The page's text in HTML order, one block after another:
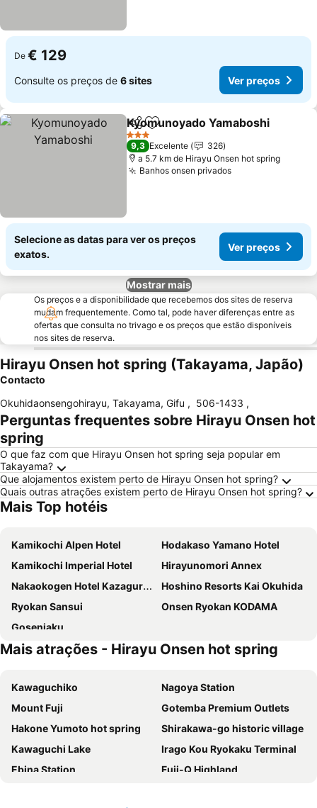
De € 129
Consulte os preços de 6 sites Ver preços
PartilharAdicionar aos favoritos
Kyomunoyado Yamaboshi
3 Estrelas
9,3 Excelente
326
a 5.7 km de Hirayu Onsen hot spring
Banhos onsen privados
Selecione as datas para ver os preços
exatos.
Ver preços
Mostrar mais
Os preços e a disponibilidade que recebemos dos sites de reserva
mudam frequentemente. Como tal, pode haver diferenças entre as
ofertas que consulta no trivago e os preços que estão disponíveis
nos sites de reserva.
Hirayu Onsen hot spring (Takayama, Japão)
Contacto
Okuhidaonsengohirayu, Takayama, Gifu , 506-1433 ,
Perguntas frequentes sobre Hirayu Onsen hot
spring
O que faz com que Hirayu Onsen hot spring seja popular em
Takayama?
Que alojamentos existem perto de Hirayu Onsen hot spring?
Quais outras atrações existem perto de Hirayu Onsen hot spring?
Mais Top hotéis
Kamikochi Alpen Hotel
Hodakaso Yamano Hotel
Kamikochi Imperial Hotel
Hirayunomori Annex
Nakaokogen Hotel Kazaguruma
Hoshino Resorts Kai Okuhida
Ryokan Sansui
Onsen Ryokan KODAMA
Gosenjaku
Mais atrações - Hirayu Onsen hot spring
Kawaguchiko
Nagoya Station
Mount Fuji
Gotemba Premium Outlets
Hakone Yumoto hot spring
Shirakawa-go historic village
Kawaguchi Lake
Irago Kou Ryokaku Terminal
Ebina Station
Fuji-Q Highland